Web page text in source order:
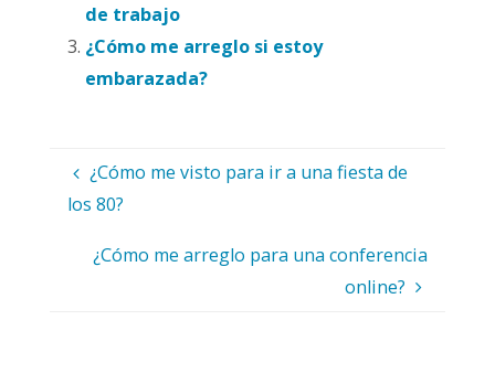
de trabajo
¿Cómo me arreglo si estoy
embarazada?
¿Cómo me visto para ir a una fiesta de
los 80?
¿Cómo me arreglo para una conferencia
online?